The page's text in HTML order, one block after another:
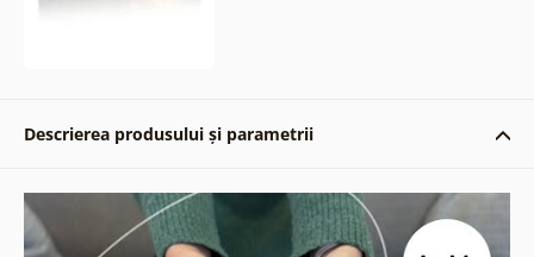
Descrierea produsului și parametrii